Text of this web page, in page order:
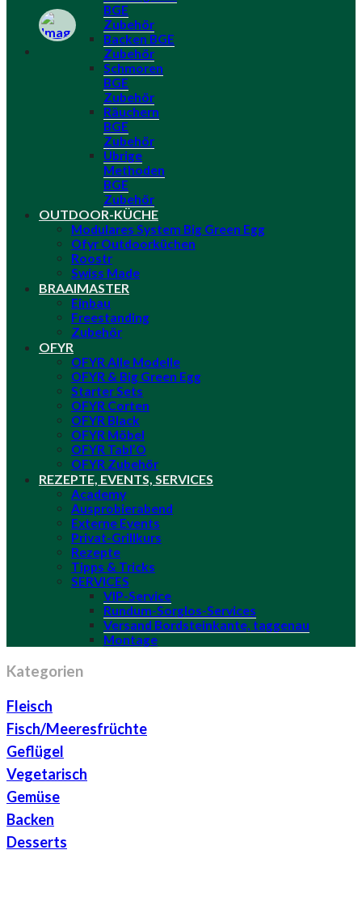
BGE
Zubehör
Backen BGE
Zubehör
Schmoren
BGE
Zubehör
Räuchern
BGE
Zubehör
Übrige
Methoden
BGE
Zubehör
OUTDOOR-KÜCHE
Modulares System Big Green Egg
Ofyr Outdoorküchen
Roostr
Swiss Made
BRAAIMASTER
Einbau
Freestanding
Zubehör
OFYR
OFYR Alle Modelle
OFYR & Big Green Egg
Starter Sets
OFYR Corten
OFYR Black
OFYR Möbel
OFYR Tabl’O
OFYR Zubehör
REZEPTE, EVENTS, SERVICES
Academy
Ausprobierabend
Externe Events
Privat-Grillkurs
Rezepte
Tipps & Tricks
SERVICES
VIP-Service
Rundum-Sorglos-Services
Versand Bordsteinkante, taggenau
Montage
Kategorien
Fleisch
Fisch/Meeresfrüchte
Geflügel
Vegetarisch
Gemüse
Backen
Desserts